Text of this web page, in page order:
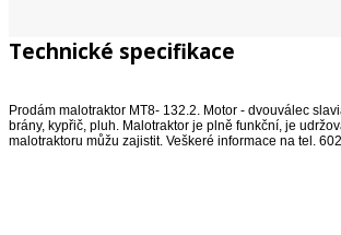
Technické specifikace
Prodám malotraktor MT8- 132.2. Motor - dvouválec
brány, kypřič, pluh. Malotraktor je plně funkční, je
malotraktoru můžu zajistit. Veškeré informace na tel.